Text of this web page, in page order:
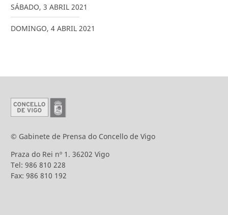
SÁBADO, 3 ABRIL 2021
DOMINGO, 4 ABRIL 2021
© Gabinete de Prensa do Concello de Vigo
Praza do Rei nº 1. 36202 Vigo
Tel: 986 810 228
Fax: 986 810 192